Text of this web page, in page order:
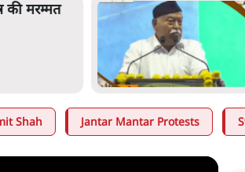
की मरम्मत
Shah Jantar Mantar Protests